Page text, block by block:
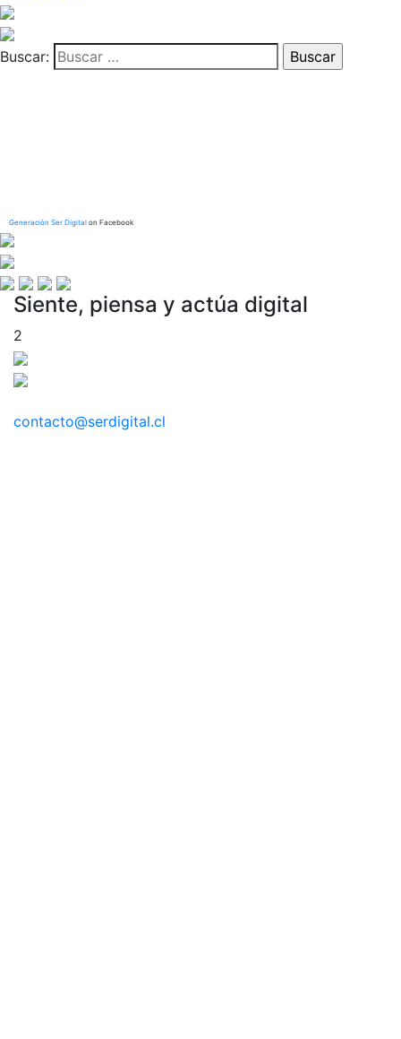
Buscar:
Generación Ser Digital on Facebook
Siente, piensa y actúa digital
2
contacto@serdigital.cl